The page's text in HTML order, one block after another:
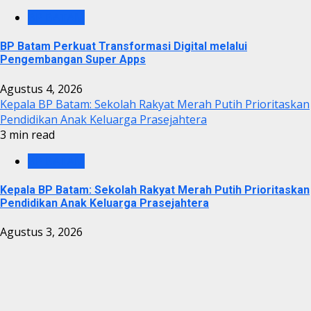
BP Batam Perkuat Transformasi Digital melalui
Pengembangan Super Apps
Agustus 4, 2026
Kepala BP Batam: Sekolah Rakyat Merah Putih Prioritaskan
Pendidikan Anak Keluarga Prasejahtera
3 min read
Kepala BP Batam: Sekolah Rakyat Merah Putih Prioritaskan
Pendidikan Anak Keluarga Prasejahtera
Agustus 3, 2026